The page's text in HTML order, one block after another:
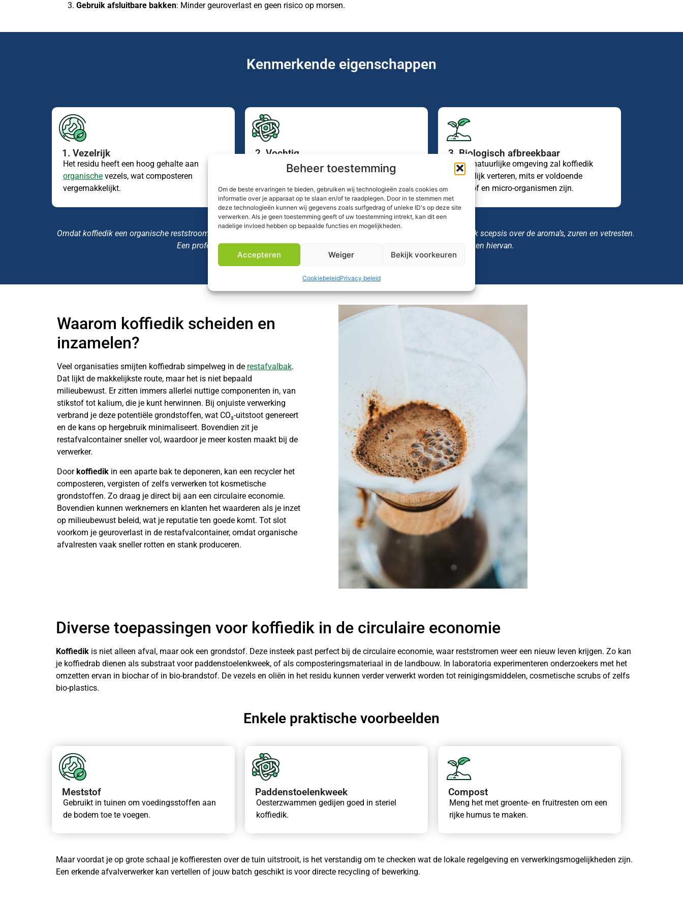
Beheer toestemming
Om de beste ervaringen te bieden, gebruiken wij technologieën zoals cookies om
informatie over je apparaat op te slaan en/of te raadplegen. Door in te stemmen met
deze technologieën kunnen wij gegevens zoals surfgedrag of unieke ID's op deze site
verwerken. Als je geen toestemming geeft of uw toestemming intrekt, kan dit een
nadelige invloed hebben op bepaalde functies en mogelijkheden.
Accepteren Weiger Bekijk voorkeuren
CookiebeleidPrivacy beleid
Gebruik afsluitbare bakken: Minder geuroverlast en geen risico op morsen.
Kenmerkende eigenschappen
1. Vezelrijk
Het residu heeft een hoog gehalte aan
organische vezels, wat composteren
vergemakkelijkt.
2. Vochtig
Het bevat nog veel water, waardoor het
hetzelfde volume droog materiaal.
3. Biologisch afbreekbaar
In een natuurlijke omgeving zal koffiedik
geleidelijk verteren, mits er voldoende
zuurstof en micro-organismen zijn.
Omdat koffiedik een organische reststroom is, zou je kunnen denken dat het zonder meer bij het
kan. Toch is er vaak scepsis over de aroma’s, zuren en vetresten.
Een professionele inzamelaar alsWastenet kan je begeleiden in het optimaal verwerken hiervan.
Waarom koffiedik scheiden en
inzamelen?
Veel organisaties smijten koffiedrab simpelweg in de restafvalbak.
Dat lijkt de makkelijkste route, maar het is niet bepaald
milieubewust. Er zitten immers allerlei nuttige componenten in, van
stikstof tot kalium, die je kunt herwinnen. Bij onjuiste verwerking
verbrand je deze potentiële grondstoffen, wat CO₂-uitstoot genereert
en de kans op hergebruik minimaliseert. Bovendien zit je
restafvalcontainer sneller vol, waardoor je meer kosten maakt bij de
verwerker.
Doorkoffiedik in een aparte bak te deponeren, kan een recycler het
composteren, vergisten of zelfs verwerken tot kosmetische
grondstoffen. Zo draag je direct bij aan een circulaire economie.
Bovendien kunnen werknemers en klanten het waarderen als je inzet
op milieubewust beleid, wat je reputatie ten goede komt. Tot slot
voorkom je geuroverlast in de restafvalcontainer, omdat organische
afvalresten vaak sneller rotten en stank produceren.
Diverse toepassingen voor koffiedik in de circulaire economie
Koffiedik is niet alleen afval, maar ook een grondstof. Deze insteek past perfect bij de circulaire economie, waar reststromen weer een nieuw leven krijgen. Zo kan
je koffiedrab dienen als substraat voor paddenstoelenkweek, of als composteringsmateriaal in de landbouw. In laboratoria experimenteren onderzoekers met het
omzetten ervan in biochar of in bio-brandstof. De vezels en oliën in het residu kunnen verder verwerkt worden tot reinigingsmiddelen, cosmetische scrubs of zelfs
bio-plastics.
Enkele praktische voorbeelden
Meststof
Gebruikt in tuinen om voedingsstoffen aan
de bodem toe te voegen.
Paddenstoelenkweek
Oesterzwammen gedijen goed in steriel
koffiedik.
Compost
Meng het met groente- en fruitresten om een
rijke humus te maken.
Maar voordat je op grote schaal je koffieresten over de tuin uitstrooit, is het verstandig om te checken wat de lokale regelgeving en verwerkingsmogelijkheden zijn.
Een erkende afvalverwerker kan vertellen of jouw batch geschikt is voor directe recycling of bewerking.